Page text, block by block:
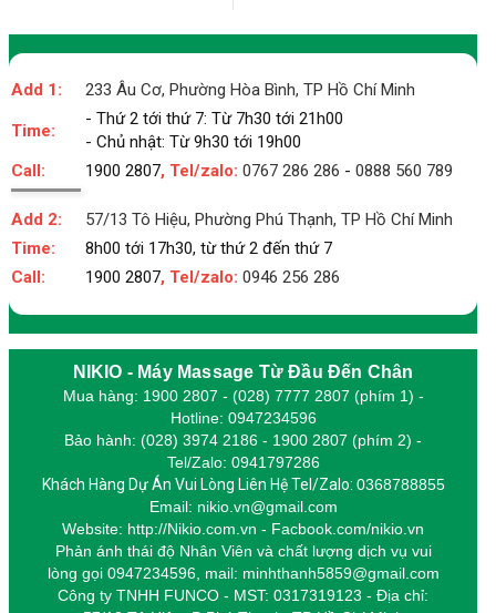
Add 1: 233 Âu Cơ, Phường Hòa Bình, TP Hồ Chí Minh
Time:
- Thứ 2 tới thứ 7: Từ 7h30 tới 21h00
- Chủ nhật: Từ 9h30 tới 19h00
Call:
1900 2807, Tel/zalo:0767 286 286 -0888 560 789
Add 2:
57/13 Tô Hiệu, Phường Phú Thạnh, TP Hồ Chí Minh
Time:
8h00 tới 17h30, từ thứ 2 đến thứ 7
Call:
1900 2807, Tel/zalo:0946 256 286
NIKIO - Máy Massage Từ Đầu Đến Chân
Mua hàng: 1900 2807 - (028) 7777 2807 (phím 1) -
Hotline: 0947234596
Bảo hành: (028) 3974 2186 - 1900 2807 (phím 2) -
Tel/Zalo: 0941797286
Khách Hàng Dự Án Vui Lòng Liên Hệ Tel/Zalo: 0368788855
Email: nikio.vn@gmail.com
Website: http://Nikio.com.vn - Facbook.com/nikio.vn
Phản ánh thái độ Nhân Viên và chất lượng dịch vụ vui
lòng gọi 0947234596, mail: minhthanh5859@gmail.com
Công ty TNHH FUNCO - MST: 0317319123 - Địa chỉ: